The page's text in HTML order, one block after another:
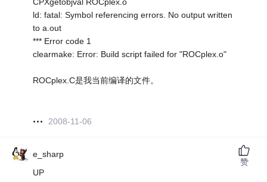
CPXgetobjval ROCplex.o
ld: fatal: Symbol referencing errors. No output written
to a.out
*** Error code 1
clearmake: Error: Build script failed for "ROCplex.o"
ROCplex.C是我当前编译的文件。
2008-11-06
e_sharp
UP
赞